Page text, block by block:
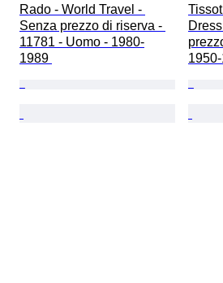
Rado - World Travel -
Senza prezzo di riserva -
11781 - Uomo - 1980-
1989